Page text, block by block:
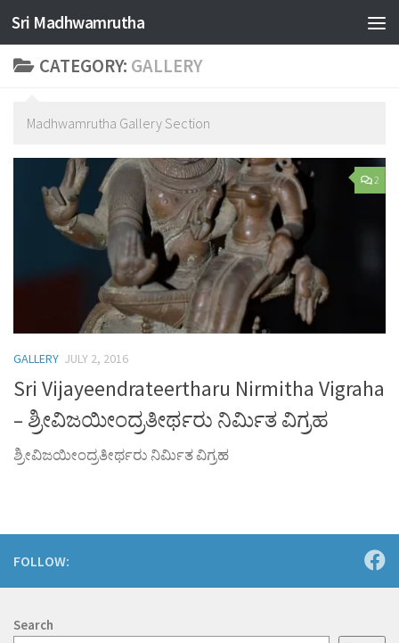
Skip to content
Sri Madhwamrutha
CATEGORY: GALLERY
Madhwamrutha Gallery Section
2
GALLERY JULY 2, 2016
Sri Vijayeendrateertharu Nirmitha Vigraha
– ಶ್ರೀವಿಜಯೀಂದ್ರತೀರ್ಥರು ನಿರ್ಮಿತ ವಿಗ್ರಹ
ಶ್ರೀವಿಜಯೀಂದ್ರತೀರ್ಥರು ನಿರ್ಮಿತ ವಿಗ್ರಹ
FOLLOW:
Search